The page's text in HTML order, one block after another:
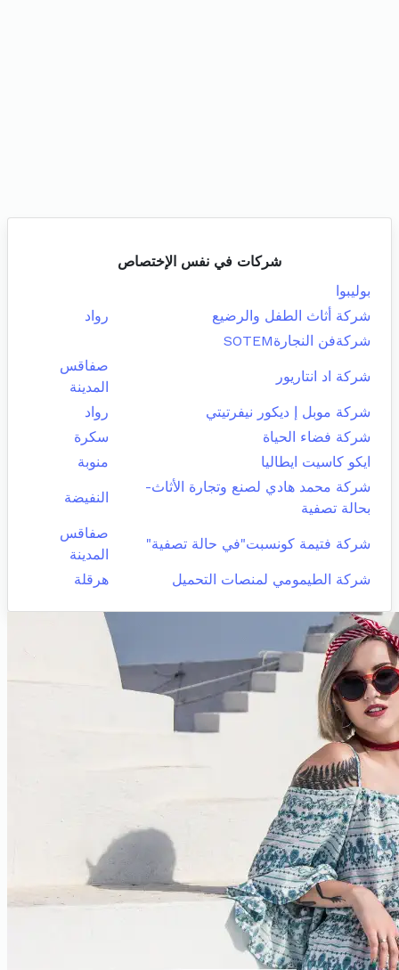
شركات في نفس الإختصاص
بوليبوا
شركة أثاث الطفل والرضيع
رواد
شركةفن النجارةSOTEM
شركة اد انتاريور
صفاقس
المدينة
شركة موبل إ ديكور نيفرتيتي
رواد
شركة فضاء الحياة
سكرة
ايكو كاسيت ايطاليا
منوبة
شركة محمد هادي لصنع وتجارة الأثاث-
بحالة تصفية
النفيضة
شركة فتيمة كونسبت"في حالة تصفية"
صفاقس
المدينة
شركة الطيمومي لمنصات التحميل
هرقلة